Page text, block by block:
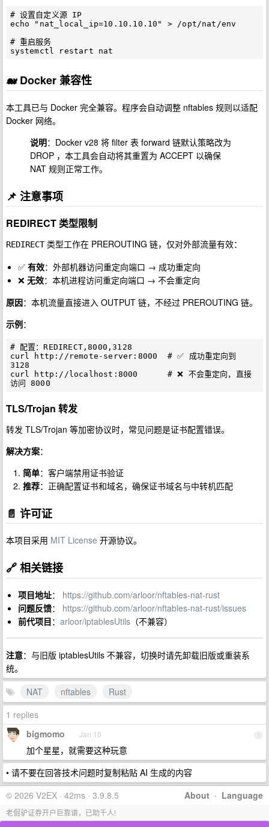
# 设置自定义源 IP
echo "nat_local_ip=10.10.10.10" > /opt/nat/env
# 重启服务
🐋 Docker 兼容性
本工具已与 Docker 完全兼容。程序会自动调整 nftables 规则以适配
Docker 网络。
说明：Docker v28 将 filter 表 forward 链默认策略改为
DROP ，本工具会自动将其重置为 ACCEPT 以确保
NAT 规则正常工作。
📌 注意事项
REDIRECT 类型限制
REDIRECT类型工作在 PREROUTING 链，仅对外部流量有效：
✅ 有效：外部机器访问重定向端口 → 成功重定向
❌ 无效：本机进程访问重定向端口 → 不会重定向
原因：本机流量直接进入 OUTPUT 链，不经过 PREROUTING 链。
示例：
# 配置：REDIRECT,8000,3128
curl http://remote-server:8000  # ✅ 成功重定向到
3128
curl http://localhost:8000      # ❌ 不会重定向，直接
TLS/Trojan 转发
转发 TLS/Trojan 等加密协议时，常见问题是证书配置错误。
解决方案：
简单：客户端禁用证书验证
推荐：正确配置证书和域名，确保证书域名与中转机匹配
📄 许可证
本项目采用 MIT License 开源协议。
🔗 相关链接
项目地址： https://github.com/arloor/nftables-nat-rust
问题反馈： https://github.com/arloor/nftables-nat-rust/issues
前代项目： arloor/iptablesUtils （不兼容）
注意：与旧版 iptablesUtils 不兼容，切换时请先卸载旧版或重装系
统。
NAT
nftables
Rust
1 replies
1
bigmomo Jan 10
加个星星，就需要这种玩意
• 请不要在回答技术问题时复制粘贴 AI 生成的内容
About · Language
© 2026 V2EX · 42ms · 3.9.8.5
老倔驴证券开户巨靠谱，已助千人!